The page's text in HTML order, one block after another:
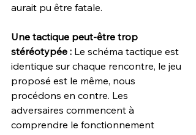
aurait pu être fatale.
Une tactique peut-être trop
stéréotypée : Le schéma tactique est
identique sur chaque rencontre, le jeu
proposé est le même, nous
procédons en contre. Les
adversaires commencent à
comprendre le fonctionnement